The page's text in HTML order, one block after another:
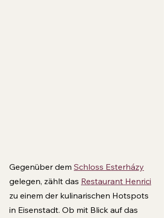
Gegenüber dem Schloss Esterházy
gelegen, zählt das Restaurant Henrici
zu einem der kulinarischen Hotspots
in Eisenstadt. Ob mit Blick auf das